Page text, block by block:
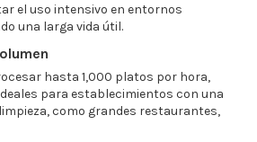
el uso intensivo en entornos
una larga vida útil.
hasta 1,000 platos por hora,
para establecimientos con una
como grandes restaurantes,